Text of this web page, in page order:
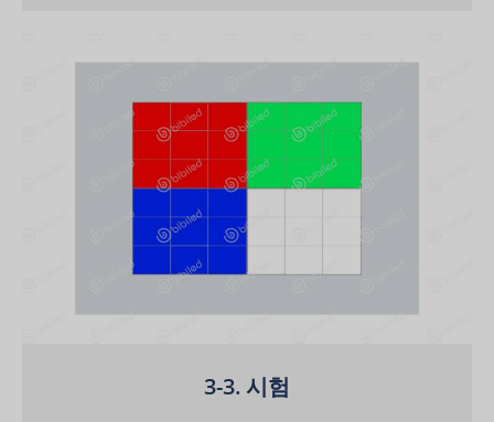
3-3. 시험